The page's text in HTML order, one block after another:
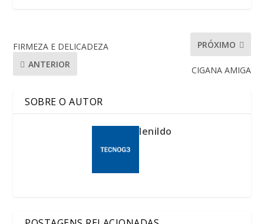
FIRMEZA E DELICADEZA
ANTERIOR
PRÓXIMO
CIGANA AMIGA
SOBRE O AUTOR
lenildo